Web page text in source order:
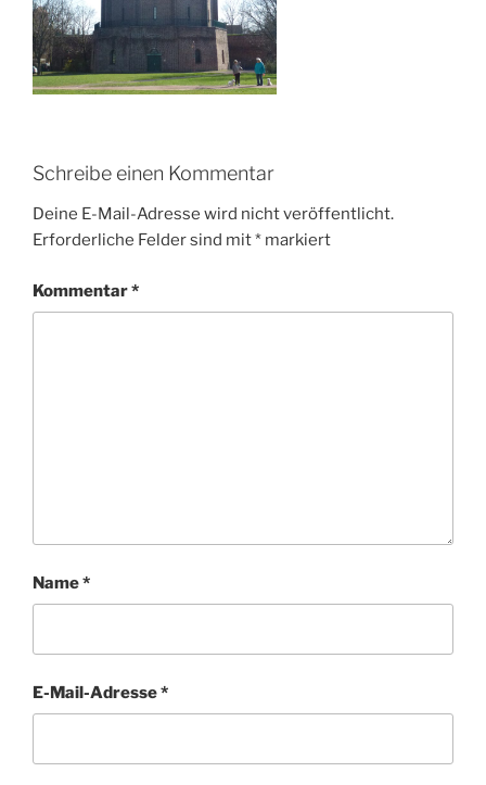
Schreibe einen Kommentar
Deine E-Mail-Adresse wird nicht veröffentlicht.
Erforderliche Felder sind mit* markiert
Kommentar*
Name*
E-Mail-Adresse*